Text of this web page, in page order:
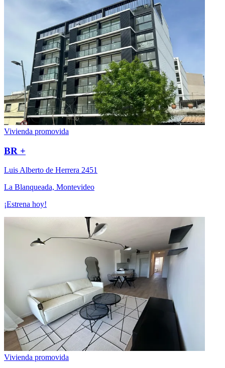
Vivienda promovida
BR +
Luis Alberto de Herrera 2451
La Blanqueada, Montevideo
¡Estrena hoy!
Vivienda promovida